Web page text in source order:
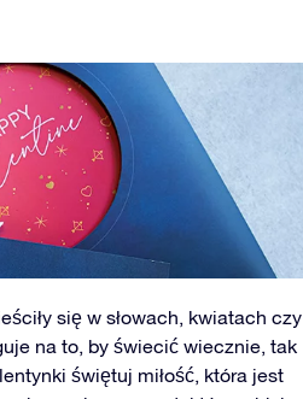
się w słowach, kwiatach czy
na to, by świecić wiecznie, tak
świętuj miłość, która jest